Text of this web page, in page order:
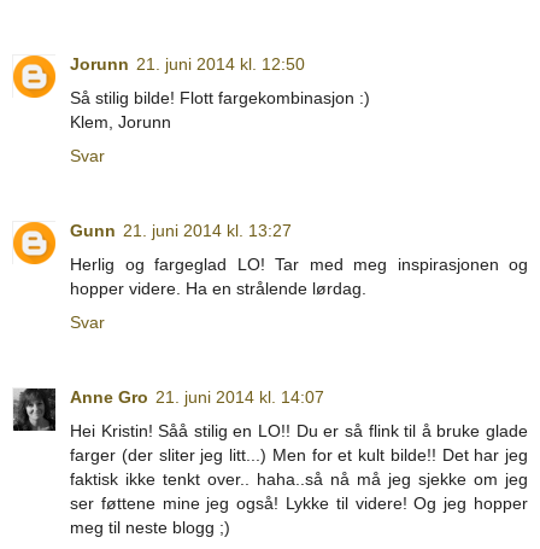
Jorunn 21. juni 2014 kl. 12:50
Så stilig bilde! Flott fargekombinasjon :)
Klem, Jorunn
Svar
Gunn 21. juni 2014 kl. 13:27
Herlig og fargeglad LO! Tar med meg inspirasjonen og
hopper videre. Ha en strålende lørdag.
Svar
Anne Gro 21. juni 2014 kl. 14:07
Hei Kristin! Såå stilig en LO!! Du er så flink til å bruke glade
farger (der sliter jeg litt...) Men for et kult bilde!! Det har jeg
faktisk ikke tenkt over.. haha..så nå må jeg sjekke om jeg
ser føttene mine jeg også! Lykke til videre! Og jeg hopper
meg til neste blogg ;)